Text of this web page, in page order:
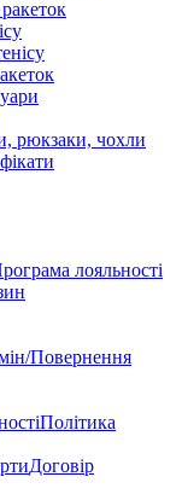
рюкзаки, чохли
лояльності
Повернення
Політика
Договір